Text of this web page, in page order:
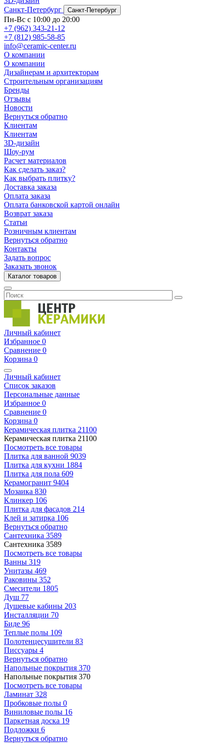
Санкт-Петербург
Санкт-Петербург
Пн-Вс с 10:00 до 20:00
+7 (962) 343-21-12
+7 (812) 985-58-85
info@ceramic-center.ru
О компании
О компании
Дизайнерам и архитекторам
Строительным организациям
Бренды
Отзывы
Новости
Вернуться обратно
Клиентам
Клиентам
3D-дизайн
Шоу-рум
Расчет материалов
Как сделать заказ?
Как выбрать плитку?
Доставка заказа
Оплата заказа
Оплата банковской картой онлайн
Возврат заказа
Статьи
Розничным клиентам
Вернуться обратно
Контакты
Задать вопрос
Заказать звонок
Каталог товаров
Личный кабинет
Избранное 0
Сравнение 0
Корзина 0
Личный кабинет
Список заказов
Персональные данные
Избранное 0
Сравнение 0
Корзина 0
Керамическая плитка 21100
Керамическая плитка 21100
Посмотреть все товары
Плитка для ванной 9039
Плитка для кухни 1884
Плитка для пола 609
Керамогранит 9404
Мозаика 830
Клинкер 106
Плитка для фасадов 214
Клей и затирка 106
Вернуться обратно
Сантехника 3589
Сантехника 3589
Посмотреть все товары
Ванны 319
Унитазы 469
Раковины 352
Смесители 1805
Душ 77
Душевые кабины 203
Инсталляции 70
Биде 96
Теплые полы 109
Полотенцесушители 83
Писсуары 4
Вернуться обратно
Напольные покрытия 370
Напольные покрытия 370
Посмотреть все товары
Ламинат 328
Пробковые полы 0
Виниловые полы 16
Паркетная доска 19
Подложки 6
Вернуться обратно